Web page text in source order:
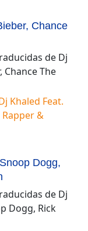
Chance
de Dj
Chance The
Khaled Feat.
Rapper &
Dogg,
de Dj
Dogg, Rick